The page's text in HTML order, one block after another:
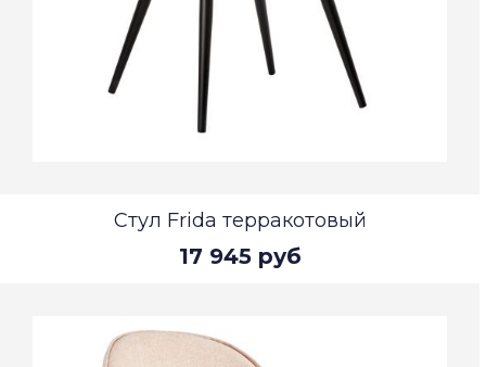
Стул Frida терракотовый
17 945 руб